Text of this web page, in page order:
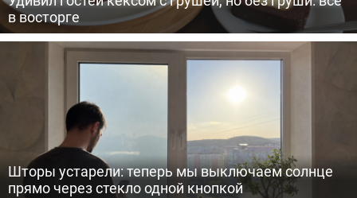
в восторге
Шторы устарели: теперь мы выключаем солнце
прямо через стекло одной кнопкой